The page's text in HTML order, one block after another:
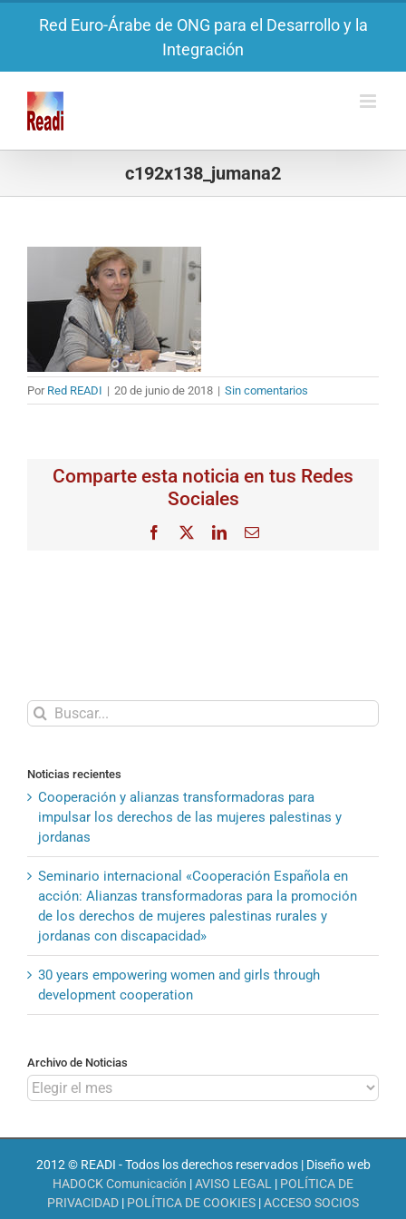
Red Euro-Árabe de ONG para el Desarrollo y la
Integración
c192x138_jumana2
Por Red READI | 20 de junio de 2018 | Sin comentarios
Comparte esta noticia en tus Redes
Sociales
Facebook LinkedInCorreo
Buscar:
Noticias recientes
Cooperación y alianzas transformadoras para
impulsar los derechos de las mujeres palestinas y
jordanas
Seminario internacional «Cooperación Española en
acción: Alianzas transformadoras para la promoción
de los derechos de mujeres palestinas rurales y
jordanas con discapacidad»
30 years empowering women and girls through
development cooperation
Archivo de Noticias
Archivo
de
2012 © READI - Todos los derechos reservados | Diseño web
HADOCK Comunicación |AVISO LEGAL | POLÍTICA DE
PRIVACIDAD | POLÍTICA DE COOKIES |ACCESO SOCIOS